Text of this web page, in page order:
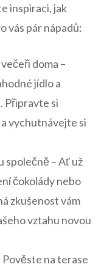
inspiraci, jak
vás pár nápadů:
doma –
jídlo a
Připravte si
vychutnávejte si
společně – Ať už
čokolády nebo
zkušenost vám
vztahu novou
Pověste na terase